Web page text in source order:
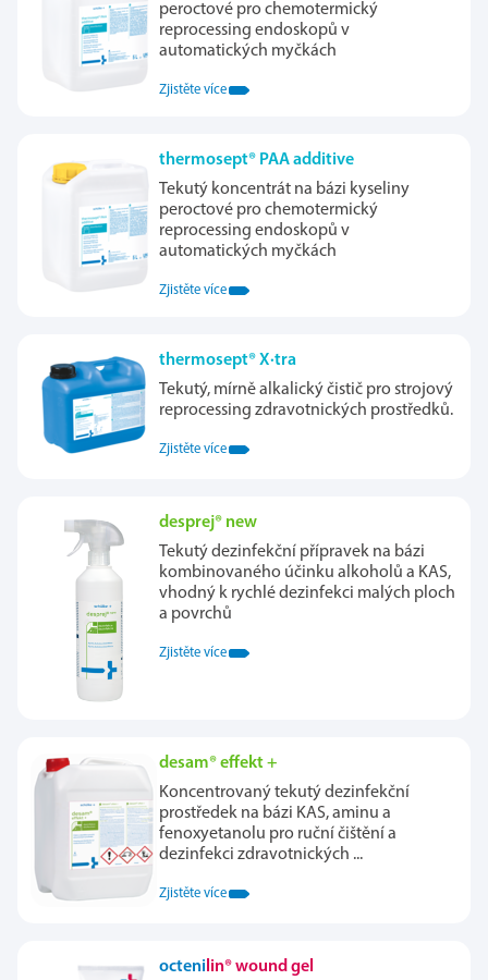
peroctové pro chemotermický
reprocessing endoskopů v
automatických myčkách
Zjistěte více
thermosept® PAA additive
Tekutý koncentrát na bázi kyseliny
peroctové pro chemotermický
reprocessing endoskopů v
automatických myčkách
Zjistěte více
thermosept® X·tra
Tekutý, mírně alkalický čistič pro strojový
reprocessing zdravotnických prostředků.
Zjistěte více
desprej® new
Tekutý dezinfekční přípravek na bázi
kombinovaného účinku alkoholů a KAS,
vhodný k rychlé dezinfekci malých ploch
a povrchů
Zjistěte více
desam® effekt +
Koncentrovaný tekutý dezinfekční
prostředek na bázi KAS, aminu a
fenoxyetanolu pro ruční čištění a
dezinfekci zdravotnických ...
Zjistěte více
octeni lin® wound gel